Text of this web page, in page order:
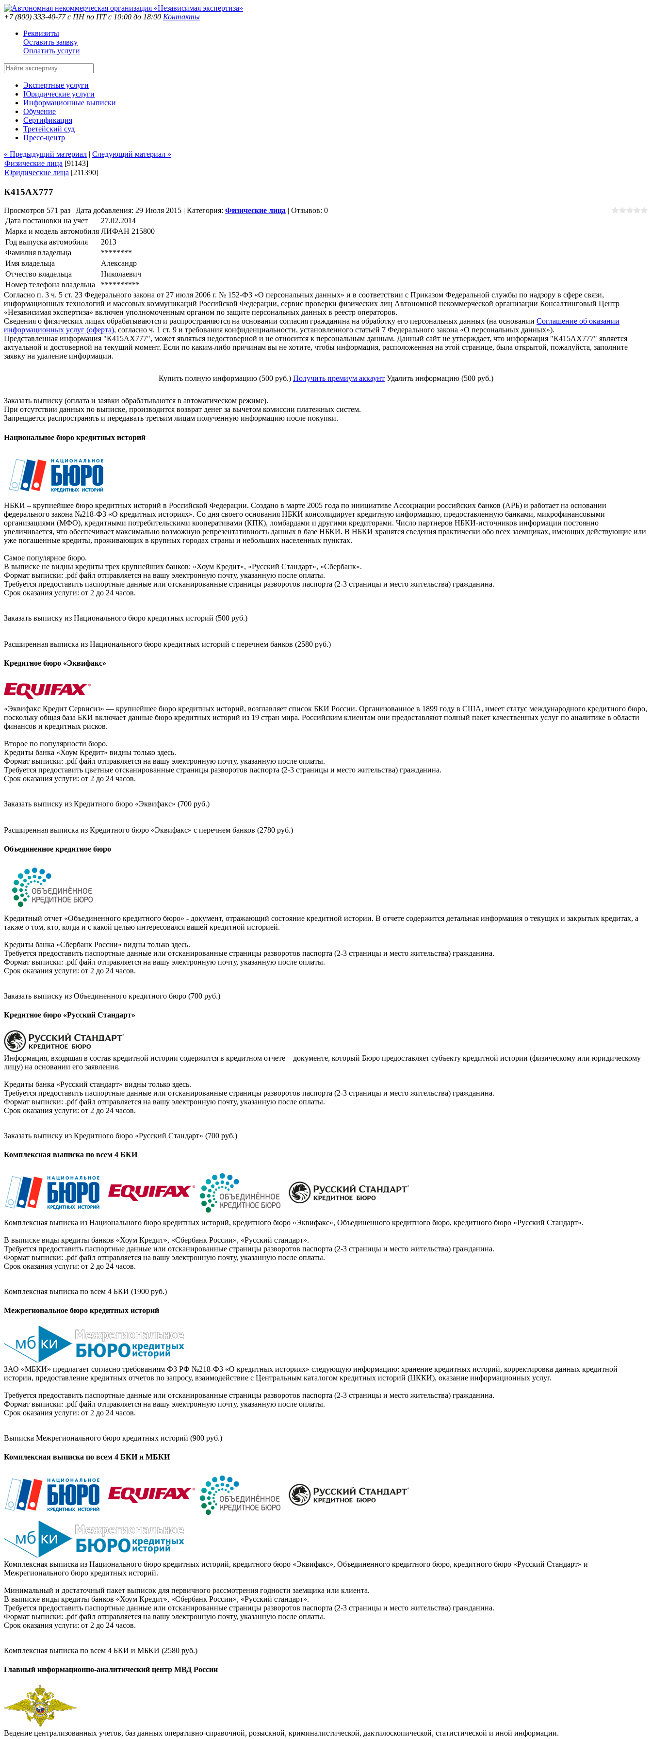
+7 (800) 333-40-77с ПН по ПТ с 10:00 до 18:00 Контакты
Реквизиты
Оставить заявку
Оплатить услуги
Экспертные услуги
Юридические услуги
Информационные выписки
Обучение
Сертификация
Третейский суд
Пресс-центр
« Предыдущий материал | Следующий материал »
Физические лица [91143]
Юридические лица [211390]
К415АХ777
Просмотров 571 раз | Дата добавления: 29 Июля 2015 | Категория: Физические лица | Отзывов: 0
Дата постановки на учет
27.02.2014
Марка и модель автомобиля ЛИФАН 215800
Год выпуска автомобиля
2013
Фамилия владельца
********
Имя владельца
Александр
Отчество владельца
Николаевич
Номер телефона владельца
**********
Согласно п. 3 ч. 5 ст. 23 Федерального закона от 27 июля 2006 г. № 152-ФЗ «О персональных данных» и в соответствии с Приказом Федеральной службы по надзору в сфере связи,
информационных технологий и массовых коммуникаций Российской Федерации, сервис проверки физических лиц Автономной некоммерческой организации Консалтинговый Центр
«Независимая экспертиза» включен уполномоченным органом по защите персональных данных в реестр операторов.
Сведения о физических лицах обрабатываются и распространяются на основании согласия гражданина на обработку его персональных данных (на основании Соглашение об оказании
информационных услуг (оферта), согласно ч. 1 ст. 9 и требования конфиденциальности, установленного статьей 7 Федерального закона «О персональных данных»).
Представленная информация "К415АХ777", может являться недостоверной и не относится к персональным данным. Данный сайт не утверждает, что информация "К415АХ777" является
актуальной и достоверной на текущий момент. Если по каким-либо причинам вы не хотите, чтобы информация, расположенная на этой странице, была открытой, пожалуйста, заполните
заявку на удаление информации.
Купить полную информацию (500 руб.) Получить премиум аккаунт Удалить информацию (500 руб.)
Заказать выписку (оплата и заявки обрабатываются в автоматическом режиме).
При отсутствии данных по выписке, производится возврат денег за вычетом комиссии платежных систем.
Запрещается распространять и передавать третьим лицам полученную информацию после покупки.
Национальное бюро кредитных историй
НБКИ – крупнейшее бюро кредитных историй в Российской Федерации. Создано в марте 2005 года по инициативе Ассоциации российских банков (АРБ) и работает на основании
федерального закона №218-ФЗ «О кредитных историях». Со дня своего основания НБКИ консолидирует кредитную информацию, предоставленную банками, микрофинансовыми
организациями (МФО), кредитными потребительскими кооперативами (КПК), ломбардами и другими кредиторами. Число партнеров НБКИ-источников информации постоянно
увеличивается, что обеспечивает максимально возможную репрезентативность данных в базе НБКИ. В НБКИ хранятся сведения практически обо всех заемщиках, имеющих действующие или
уже погашенные кредиты, проживающих в крупных городах страны и небольших населенных пунктах.
Самое популярное бюро.
В выписке не видны кредиты трех крупнейших банков: «Хоум Кредит», «Русский Стандарт», «Сбербанк».
Формат выписки: .pdf файл отправляется на вашу электронную почту, указанную после оплаты.
Требуется предоставить паспортные данные или отсканированные страницы разворотов паспорта (2-3 страницы и место жительства) гражданина.
Срок оказания услуги: от 2 до 24 часов.
Заказать выписку из Национального бюро кредитных историй (500 руб.)
Расширенная выписка из Национального бюро кредитных историй с перечнем банков (2580 руб.)
Кредитное бюро «Эквифакс»
«Эквифакс Кредит Сервисиз» — крупнейшее бюро кредитных историй, возглавляет список БКИ России. Организованное в 1899 году в США, имеет статус международного кредитного бюро,
поскольку общая база БКИ включает данные бюро кредитных историй из 19 стран мира. Российским клиентам они предоставляют полный пакет качественных услуг по аналитике в области
финансов и кредитных рисков.
Второе по популярности бюро.
Кредиты банка «Хоум Кредит» видны только здесь.
Формат выписки: .pdf файл отправляется на вашу электронную почту, указанную после оплаты.
Требуется предоставить цветные отсканированные страницы разворотов паспорта (2-3 страницы и место жительства) гражданина.
Срок оказания услуги: от 2 до 24 часов.
Заказать выписку из Кредитного бюро «Эквифакс» (700 руб.)
Расширенная выписка из Кредитного бюро «Эквифакс» с перечнем банков (2780 руб.)
Объединенное кредитное бюро
Кредитный отчет «Объединенного кредитного бюро» - документ, отражающий состояние кредитной истории. В отчете содержится детальная информация о текущих и закрытых кредитах, а
также о том, кто, когда и с какой целью интересовался вашей кредитной историей.
Кредиты банка «Сбербанк России» видны только здесь.
Требуется предоставить паспортные данные или отсканированные страницы разворотов паспорта (2-3 страницы и место жительства) гражданина.
Формат выписки: .pdf файл отправляется на вашу электронную почту, указанную после оплаты.
Срок оказания услуги: от 2 до 24 часов.
Заказать выписку из Объединенного кредитного бюро (700 руб.)
Кредитное бюро «Русский Стандарт»
Информация, входящая в состав кредитной истории содержится в кредитном отчете – документе, который Бюро предоставляет субъекту кредитной истории (физическому или юридическому
лицу) на основании его заявления.
Кредиты банка «Русский стандарт» видны только здесь.
Требуется предоставить паспортные данные или отсканированные страницы разворотов паспорта (2-3 страницы и место жительства) гражданина.
Формат выписки: .pdf файл отправляется на вашу электронную почту, указанную после оплаты.
Срок оказания услуги: от 2 до 24 часов.
Заказать выписку из Кредитного бюро «Русский Стандарт» (700 руб.)
Комплексная выписка по всем 4 БКИ
Комплексная выписка из Национального бюро кредитных историй, кредитного бюро «Эквифакс», Объединенного кредитного бюро, кредитного бюро «Русский Стандарт».
В выписке виды кредиты банков «Хоум Кредит», «Сбербанк России», «Русский стандарт».
Требуется предоставить паспортные данные или отсканированные страницы разворотов паспорта (2-3 страницы и место жительства) гражданина.
Формат выписки: .pdf файл отправляется на вашу электронную почту, указанную после оплаты.
Срок оказания услуги: от 2 до 24 часов.
Комплексная выписка по всем 4 БКИ (1900 руб.)
Межрегиональное бюро кредитных историй
ЗАО «МБКИ» предлагает согласно требованиям ФЗ РФ №218-ФЗ «О кредитных историях» следующую информацию: хранение кредитных историй, корректировка данных кредитной
истории, предоставление кредитных отчетов по запросу, взаимодействие с Центральным каталогом кредитных историй (ЦККИ), оказание информационных услуг.
Требуется предоставить паспортные данные или отсканированные страницы разворотов паспорта (2-3 страницы и место жительства) гражданина.
Формат выписки: .pdf файл отправляется на вашу электронную почту, указанную после оплаты.
Срок оказания услуги: от 2 до 24 часов.
Выписка Межрегионального бюро кредитных историй (900 руб.)
Комплексная выписка по всем 4 БКИ и МБКИ
Комплексная выписка из Национального бюро кредитных историй, кредитного бюро «Эквифакс», Объединенного кредитного бюро, кредитного бюро «Русский Стандарт» и
Межрегионального бюро кредитных историй.
Минимальный и достаточный пакет выписок для первичного рассмотрения годности заемщика или клиента.
В выписке виды кредиты банков «Хоум Кредит», «Сбербанк России», «Русский стандарт».
Требуется предоставить паспортные данные или отсканированные страницы разворотов паспорта (2-3 страницы и место жительства) гражданина.
Формат выписки: .pdf файл отправляется на вашу электронную почту, указанную после оплаты.
Срок оказания услуги: от 2 до 24 часов.
Комплексная выписка по всем 4 БКИ и МБКИ (2580 руб.)
Главный информационно-аналитический центр МВД России
Ведение централизованных учетов, баз данных оперативно-справочной, розыскной, криминалистической, дактилоскопической, статистической и иной информации.